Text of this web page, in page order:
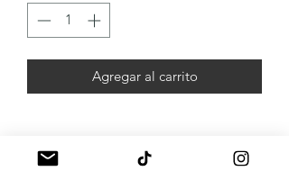
Agregar al carrito